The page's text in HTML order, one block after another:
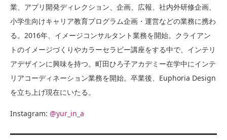
業、アプリ開発ディレクション、企画、広報、社内外研修企画、
小学生向けキャリア教育プログラム企画・運営などの業務に携わ
る。2016年、イメージコンサルタント業務を開始。クライアン
トのイメージづくりやカラーセラピー講座をする中で、インテリ
アデザインに興味を持つ。町田ひろ子アカデミー在学中にインテ
リアコーディネーション業務を開始。卒業後、Euphoria Design
を立ち上げ現在にいたる。
Instagram: @yur_in_a